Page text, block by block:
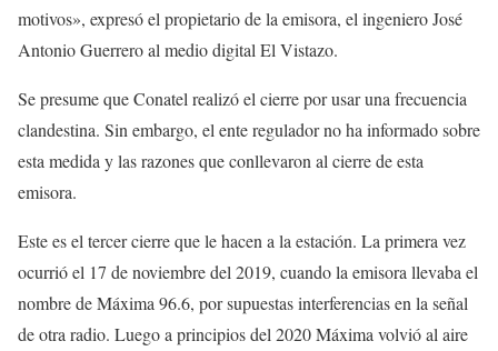
motivos», expresó el propietario de la emisora, el ingeniero José
Antonio Guerrero al medio digital El Vistazo.
Se presume que Conatel realizó el cierre por usar una frecuencia
clandestina. Sin embargo, el ente regulador no ha informado sobre
esta medida y las razones que conllevaron al cierre de esta
emisora.
Este es el tercer cierre que le hacen a la estación. La primera vez
ocurrió el 17 de noviembre del 2019, cuando la emisora llevaba el
nombre de Máxima 96.6, por supuestas interferencias en la señal
de otra radio. Luego a principios del 2020 Máxima volvió al aire